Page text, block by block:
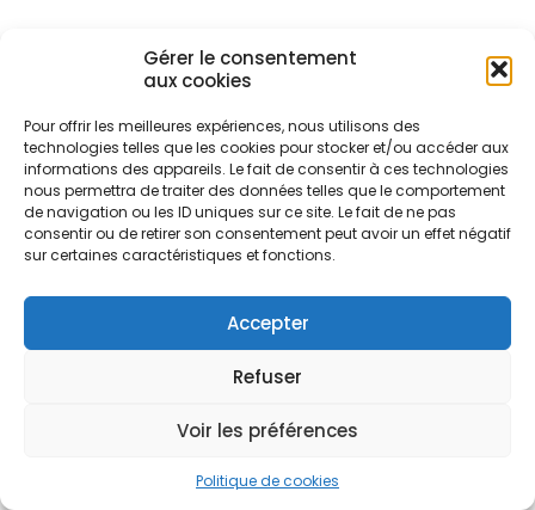
Gérer le consentement
aux cookies
Pour offrir les meilleures expériences, nous utilisons des
technologies telles que les cookies pour stocker et/ou accéder aux
informations des appareils. Le fait de consentir à ces technologies
nous permettra de traiter des données telles que le comportement
de navigation ou les ID uniques sur ce site. Le fait de ne pas
consentir ou de retirer son consentement peut avoir un effet négatif
sur certaines caractéristiques et fonctions.
Accepter
Refuser
Voir les préférences
Politique de cookies